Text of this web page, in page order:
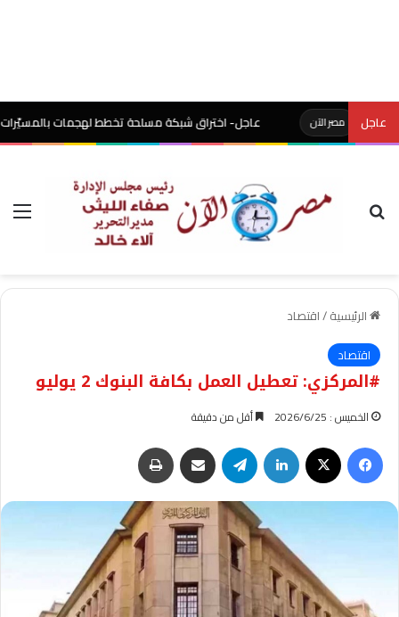
عاجل
مصر الآن عاجل- اختراق شبكة مسلحة تخطط لهجمات بالمسيّرات خارج
بحث عن
الرئيسية/اقتصاد
اقتصاد
#المركزي: تعطيل العمل بكافة البنوك 2 يوليو
الخميس : 2026/6/25 أقل من دقيقة
فيسبوك لينكدإن تيلقرام مشاركة عبر البريد